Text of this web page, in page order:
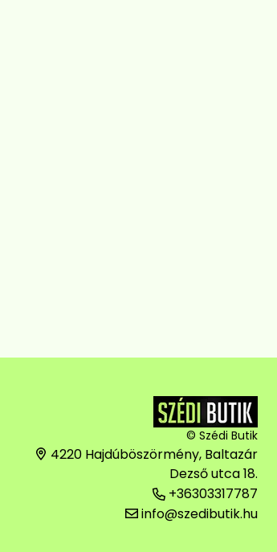
© Szédi Butik
4220 Hajdúböszörmény, Baltazár
Dezső utca 18.
+36303317787
info@szedibutik.hu